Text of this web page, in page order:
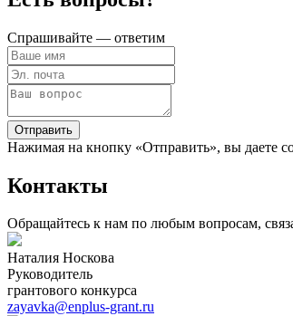
Спрашивайте — ответим
Отправить
Нажимая на кнопку «Отправить», вы даете
Контакты
Обращайтесь к нам по любым вопросам,
Наталия Носкова
Руководитель
грантового конкурса
zayavka@enplus-grant.ru